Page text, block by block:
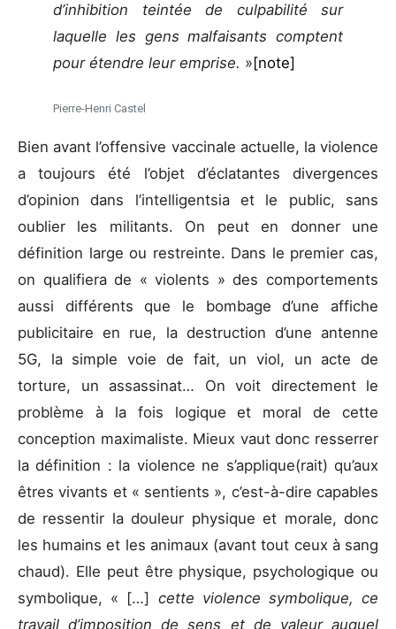
d’inhibition teintée de culpabilité sur
laquelle les gens malfaisants comptent
pour étendre leur emprise. »[note]
Pierre-Henri Castel
Bien avant l’offensive vaccinale actuelle, la violence
a toujours été l’objet d’éclatantes divergences
d’opinion dans l’intelligentsia et le public, sans
oublier les militants. On peut en donner une
définition large ou restreinte. Dans le premier cas,
on qualifiera de « violents » des comportements
aussi différents que le bombage d’une affiche
publicitaire en rue, la destruction d’une antenne
5G, la simple voie de fait, un viol, un acte de
torture, un assassinat… On voit directement le
problème à la fois logique et moral de cette
conception maximaliste. Mieux vaut donc resserrer
la définition : la violence ne s’applique(rait) qu’aux
êtres vivants et « sentients », c’est-à-dire capables
de ressentir la douleur physique et morale, donc
les humains et les animaux (avant tout ceux à sang
chaud). Elle peut être physique, psychologique ou
symbolique, « […] cette violence symbolique, ce
travail d’imposition de sens et de valeur auquel